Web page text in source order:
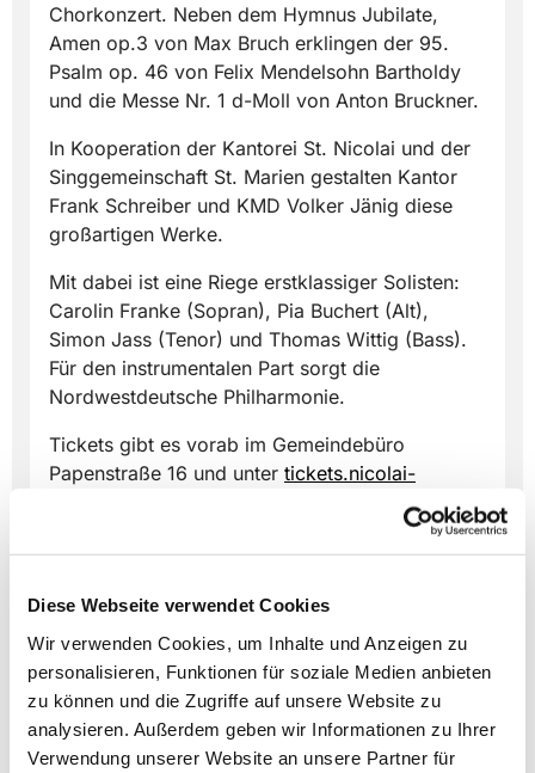
Diese Webseite verwendet Cookies
Wir verwenden Cookies, um Inhalte und Anzeigen zu
personalisieren, Funktionen für soziale Medien anbieten
zu können und die Zugriffe auf unsere Website zu
analysieren. Außerdem geben wir Informationen zu Ihrer
Verwendung unserer Website an unsere Partner für
Chorkonzert. Neben dem Hymnus Jubilate,
Amen op.3 von Max Bruch erklingen der 95.
Psalm op. 46 von Felix Mendelsohn Bartholdy
und die Messe Nr. 1 d-Moll von Anton Bruckner.
In Kooperation der Kantorei St. Nicolai und der
Singgemeinschaft St. Marien gestalten Kantor
Frank Schreiber und KMD Volker Jänig diese
großartigen Werke.
Mit dabei ist eine Riege erstklassiger Solisten:
Carolin Franke (Sopran), Pia Buchert (Alt),
Simon Jass (Tenor) und Thomas Wittig (Bass).
Für den instrumentalen Part sorgt die
Nordwestdeutsche Philharmonie.
Tickets gibt es vorab im Gemeindebüro
Papenstraße 16 und unter tickets.nicolai-
. Die Abendkasse im Gemeindebüro
St. Nicolai gegenüber der Kirche ist ab 17.30
Uhr geöffnet. Inhaber der NRW-Ehrenamtskarte
Schüler/innen und Student/innen haben freien
Eintritt auf blauen und grünen Plätzen,
benötigen aber auch eine Eintrittskarte.“